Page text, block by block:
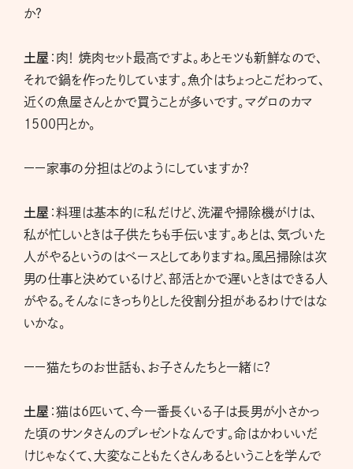
か?
土屋 ：肉！ 焼肉セット最高ですよ。あとモツも新鮮なので、
それで鍋を作ったりしています。魚介はちょっとこだわって、
近くの魚屋さんとかで買うことが多いです。マグロのカマ
1500円とか。
ーー家事の分担はどのようにしていますか?
土屋 ：料理は基本的に私だけど、洗濯や掃除機がけは、
私が忙しいときは子供たちも手伝います。あとは、気づいた
人がやるというのはベースとしてありますね。風呂掃除は次
男の仕事と決めているけど、部活とかで遅いときはできる人
がやる。そんなにきっちりとした役割分担があるわけではな
いかな。
ーー猫たちのお世話も、お子さんたちと一緒に?
土屋 ：猫は6匹いて、今一番長くいる子は長男が小さかっ
た頃のサンタさんのプレゼントなんです。命はかわいいだ
けじゃなくて、大変なこともたくさんあるということを学んで